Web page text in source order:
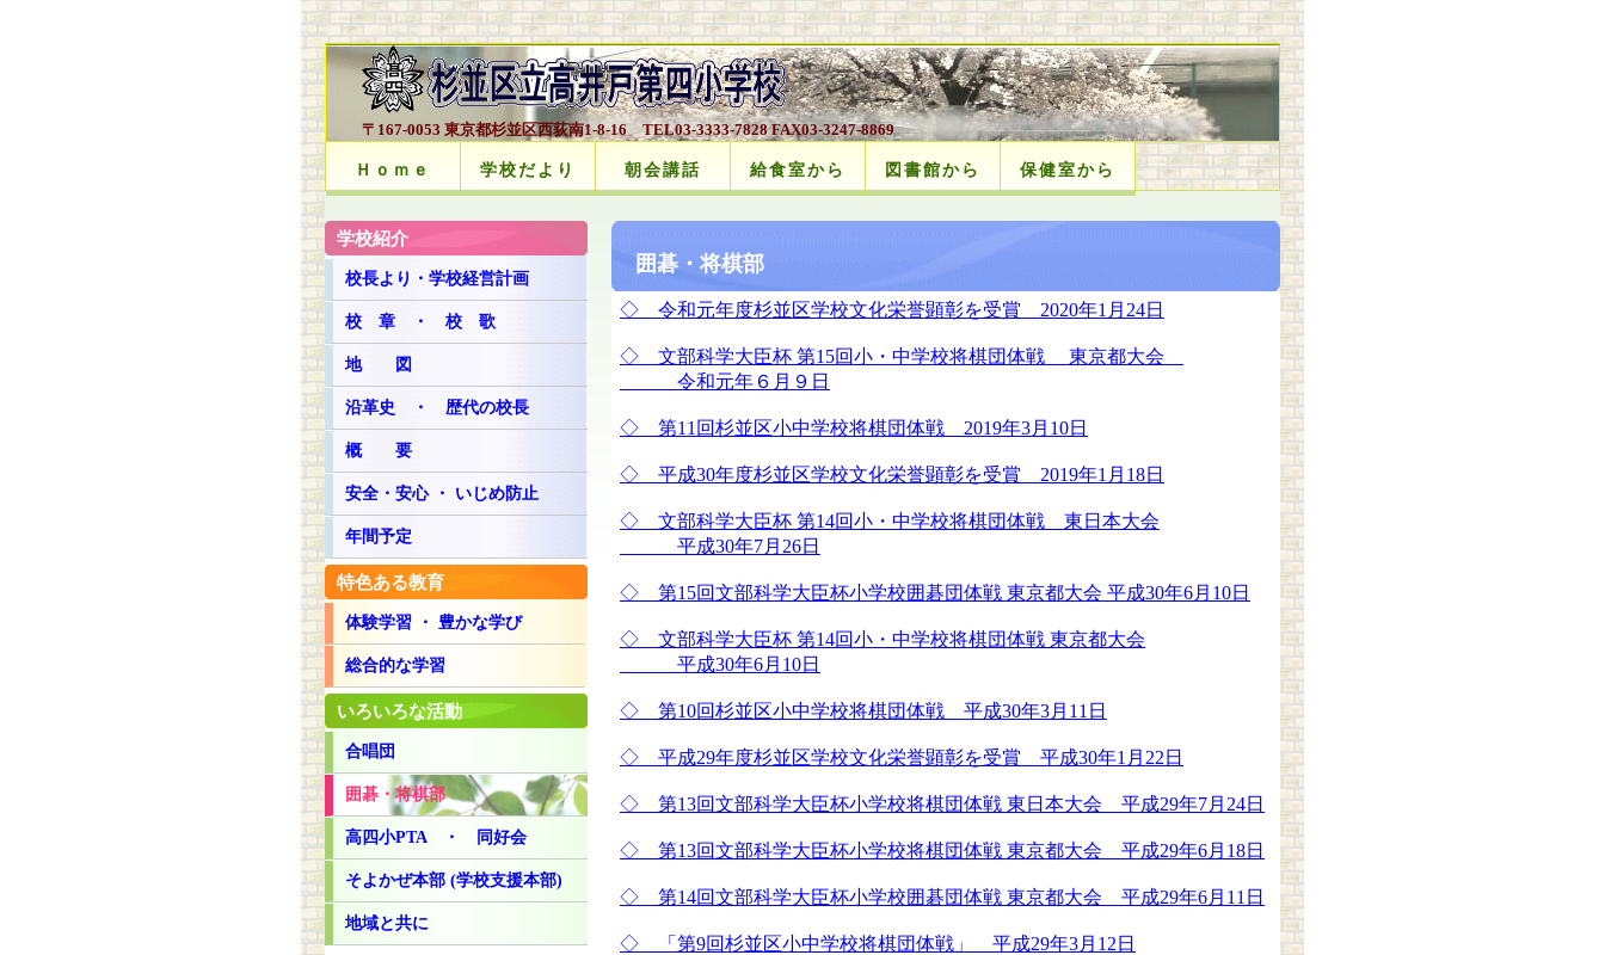
〒167-0053 東京都杉並区西荻南1-8-16 TEL03-3333-7828 FAX03-3247-8869
Ｈｏｍｅ 学校だより 朝会講話 給食室から 図書館から 保健室から
学校紹介
校長より・学校経営計画
校 章 ・ 校 歌
地 図
沿革史 ・ 歴代の校長
概 要
安全・安心 ・ いじめ防止
年間予定
特色ある教育
体験学習 ・ 豊かな学び
総合的な学習
いろいろな活動
合唱団
囲碁・将棋部
高四小PTA ・ 同好会
そよかぜ本部 (学校支援本部)
地域と共に
囲碁・将棋部
◇ 令和元年度杉並区学校文化栄誉顕彰を受賞 2020年1月24日
◇ 文部科学大臣杯 第15回小・中学校将棋団体戦 東京都大会
令和元年６月９日
◇ 第11回杉並区小中学校将棋団体戦 2019年3月10日
◇ 平成30年度杉並区学校文化栄誉顕彰を受賞 2019年1月18日
◇ 文部科学大臣杯 第14回小・中学校将棋団体戦 東日本大会
平成30年7月26日
◇ 第15回文部科学大臣杯小学校囲碁団体戦 東京都大会 平成30年6月10日
◇ 文部科学大臣杯 第14回小・中学校将棋団体戦 東京都大会
平成30年6月10日
◇ 第10回杉並区小中学校将棋団体戦 平成30年3月11日
◇ 平成29年度杉並区学校文化栄誉顕彰を受賞 平成30年1月22日
◇ 第13回文部科学大臣杯小学校将棋団体戦 東日本大会 平成29年7月24日
◇ 第13回文部科学大臣杯小学校将棋団体戦 東京都大会 平成29年6月18日
◇ 第14回文部科学大臣杯小学校囲碁団体戦 東京都大会 平成29年6月11日
◇ 「第9回杉並区小中学校将棋団体戦」 平成29年3月12日